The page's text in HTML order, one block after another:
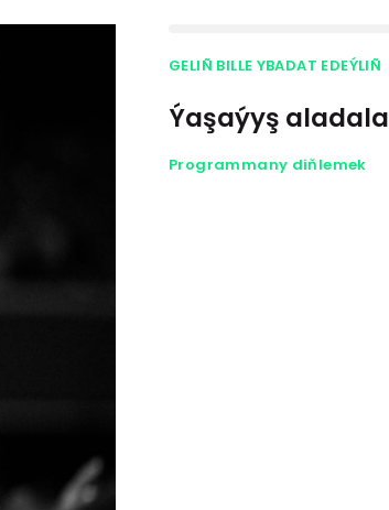
GELIÑ BILLE YBADAT EDEÝLIÑ
Ýaşaýyş
Programmany diňlemek